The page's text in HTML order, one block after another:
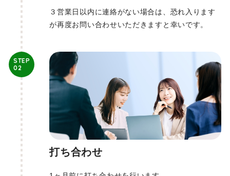
３営業日以内に連絡がない場合は、恐れ入ります
が再度お問い合わせいただきますと幸いです。
STEP
打ち合わせ